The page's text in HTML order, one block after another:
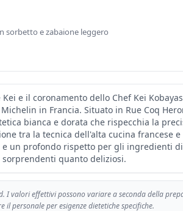
sorbetto e zabaione leggero
e il coronamento dello Chef Kei
in Francia. Situato in Rue Coq
bianca e dorata che rispecchia la
tra la tecnica dell'alta cucina francese
un profondo rispetto per gli ingredienti
quanto deliziosi.
I valori effettivi possono variare a seconda della
personale per esigenze dietetiche specifiche.